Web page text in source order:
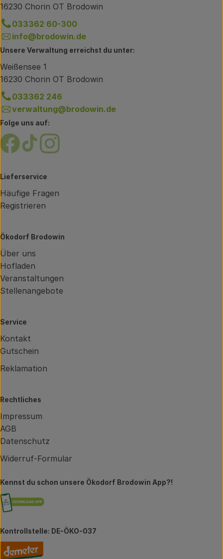
16230 Chorin OT Brodowin
033362 60-300
info@brodowin.de
Unsere Verwaltung erreichst du unter:
Weißensee 1
16230 Chorin OT Brodowin
033362 246
verwaltung@brodowin.de
Folge uns auf:
Externer Link zu https://www.facebook.com/
Externer Link zu https://www.tiktok.com/
Externer Link zu https://
Lieferservice
Häufige Fragen
Registrieren
Ökodorf Brodowin
Über uns
Hofladen
Veranstaltungen
Stellenangebote
Service
Kontakt
Gutschein
Reklamation
Rechtliches
Impressum
AGB
Datenschutz
Widerruf-Formular
Kennst du schon unsere Ökodorf Brodowin App?!
Externer Link zu https://brodowin.de/
Kontrollstelle: DE-ÖKO-037